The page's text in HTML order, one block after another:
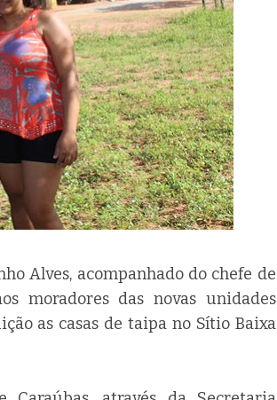
Alves, acompanhado do chefe de
moradores das novas unidades
as casas de taipa no Sítio Baixa